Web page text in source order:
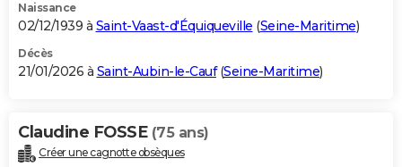
Naissance
02/12/1939 à Saint-Vaast-d'Équiqueville (Seine-Maritime)
Décès
21/01/2026 à Saint-Aubin-le-Cauf(Seine-Maritime)
Claudine FOSSE (75 ans)
Créer une cagnotte obsèques